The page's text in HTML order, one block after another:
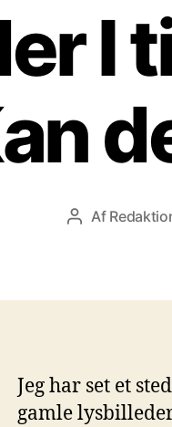
I
Af
Jeg har set et
gamle